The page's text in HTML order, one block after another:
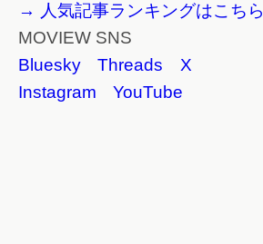
→ 人気記事ランキングはこちら
MOVIEW SNS
Bluesky
Threads
X
Instagram
YouTube